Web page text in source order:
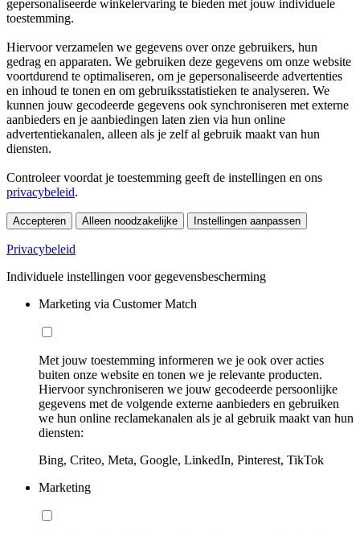
gepersonaliseerde winkelervaring te bieden met jouw individuele
toestemming.
Hiervoor verzamelen we gegevens over onze gebruikers, hun
gedrag en apparaten. We gebruiken deze gegevens om onze website
voortdurend te optimaliseren, om je gepersonaliseerde advertenties
en inhoud te tonen en om gebruiksstatistieken te analyseren. We
kunnen jouw gecodeerde gegevens ook synchroniseren met externe
aanbieders en je aanbiedingen laten zien via hun online
advertentiekanalen, alleen als je zelf al gebruik maakt van hun
diensten.
Controleer voordat je toestemming geeft de instellingen en ons
privacybeleid.
Accepteren Alleen noodzakelijke Instellingen aanpassen
Privacybeleid
Individuele instellingen voor gegevensbescherming
Marketing via Customer Match
Met jouw toestemming informeren we je ook over acties
buiten onze website en tonen we je relevante producten.
Hiervoor synchroniseren we jouw gecodeerde persoonlijke
gegevens met de volgende externe aanbieders en gebruiken
we hun online reclamekanalen als je al gebruik maakt van hun
diensten:
Bing, Criteo, Meta, Google, LinkedIn, Pinterest, TikTok
Marketing